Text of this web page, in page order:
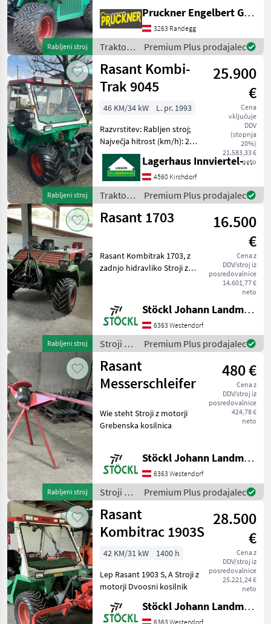
Rabljeni stroj
ojačene osi + različne
priključne naprave
Nove/rabljene na voljo na
zahtevo! Za dodatna
vprašan
Pruckner Engelbert GmbH
3263 Randegg
Traktor /
Rasant
Premium Plus prodajalec
Rabljeni stroj
Rasant Kombi-
Trak 9045
25.900
€
Cena
vključuje
DDV
(stopnja
20%)
21.583,33 €
neto
46 KM/34 kW
L. pr. 1993
Razvrstitev: Rabljen stroj;
Največja hitrost (km/h): 29;
Vrsta menjalnika: Ročni;
Hidravlični bočni pomik: Da;
Druge značilnosti stroja: Na
voljo je račun od 8000€.
Lagerhaus Innviertel-Traunviertel-Urfahr eGen, Kirchdorf
4560 Kirchdorf
Traktor /
Rasant
Premium Plus prodajalec
Rabljeni stroj
Rasant 1703
16.500
€
Cena z
DDV/stroj iz
posredovalnice
14.601,77 €
neto
Rasant Kombitrak 1703, z
zadnjo hidravliko Stroji z
Stöckl Johann Landmaschinen GesmbH & Co KG
6363 Westendorf
Stroji z
motorji /
Rasant
Premium Plus prodajalec
Rabljeni stroj
Rasant
Messerschleifer
480 €
Cena z
DDV/stroj iz
posredovalnice
424,78 €
neto
Wie steht Stroji z motorji
Grebenska kosilnica
Stöckl Johann Landmaschinen GesmbH & Co KG
6363 Westendorf
Stroji z
motorji /
Rasant
Premium Plus prodajalec
Rasant
Kombitrac 1903S
28.500
€
Cena z
DDV/stroj iz
posredovalnice
25.221,24 €
neto
42 KM/31 kW
1400 h
Lep Rasant 1903 S, A Stroji z
motorji Dvoosni kosilnik
Stöckl Johann Landmaschinen GesmbH & Co KG
6363 Westendorf